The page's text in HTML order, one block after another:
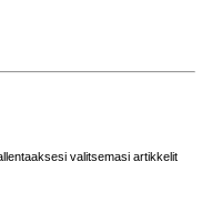
valitsemasi artikkelit